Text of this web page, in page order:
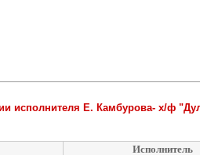
исполнителя Е. Камбурова- х/ф
Исполнитель